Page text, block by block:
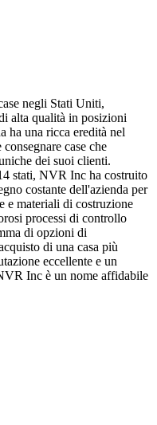
negli Stati Uniti,
alta qualità in posizioni
ha una ricca eredità nel
case che
dei suoi clienti.
stati, NVR Inc ha costruito
costante dell'azienda per
e materiali di costruzione
processi di controllo
di opzioni di
di una casa più
eccellente e un
Inc è un nome affidabile